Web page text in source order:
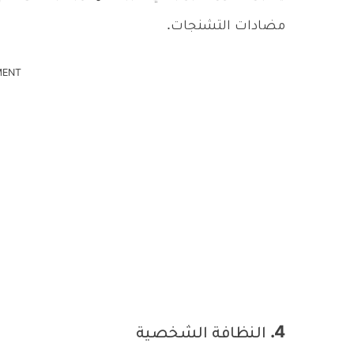
مضادات التشنجات.
4. النظافة الشخصية